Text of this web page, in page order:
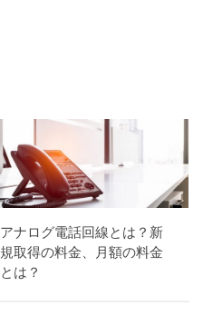
アナログ電話回線とは？新
規取得の料金、月額の料金
とは？